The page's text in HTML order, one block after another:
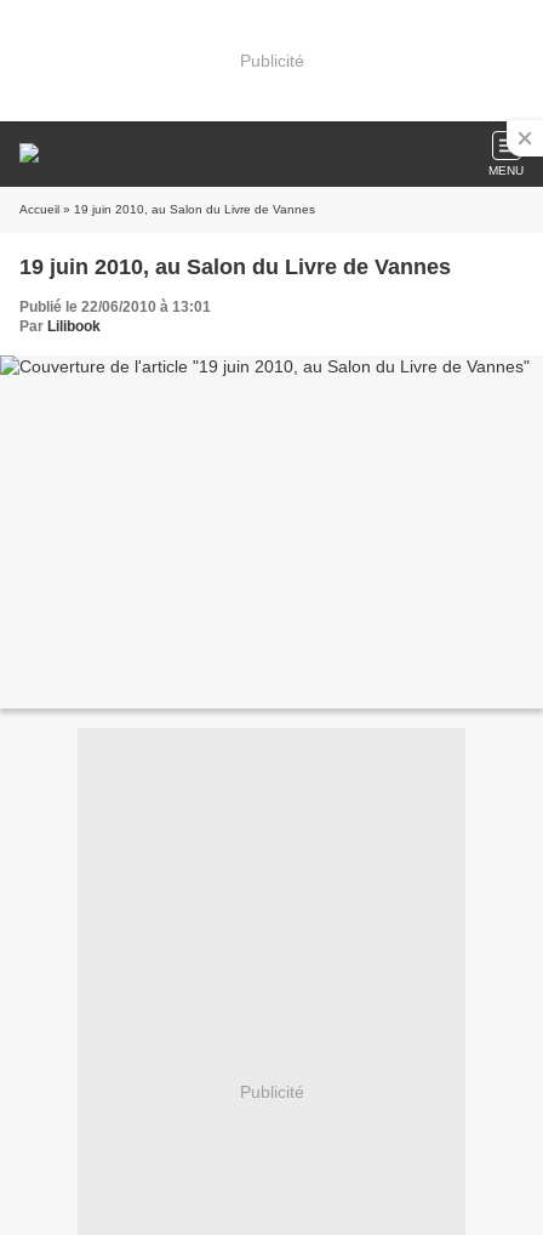
Publicité
MENU
Accueil » 19 juin 2010, au Salon du Livre de Vannes
19 juin 2010, au Salon du Livre de Vannes
Publié le 22/06/2010 à 13:01
Par Lilibook
Publicité